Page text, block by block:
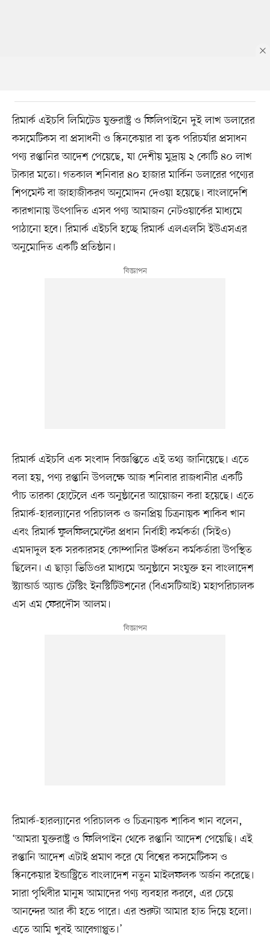
রিমার্ক এইচবি লিমিটেড যুক্তরাষ্ট্র ও ফিলিপাইনে দুই লাখ ডলারের
কসমেটিকস বা প্রসাধনী ও স্কিনকেয়ার বা ত্বক পরিচর্যার প্রসাধন
পণ্য রপ্তানির আদেশ পেয়েছে, যা দেশীয় মুদ্রায় ২ কোটি ৪০ লাখ
টাকার মতো। গতকাল শনিবার ৪০ হাজার মার্কিন ডলারের পণ্যের
শিপমেন্ট বা জাহাজীকরণ অনুমোদন দেওয়া হয়েছে। বাংলাদেশি
কারখানায় উৎপাদিত এসব পণ্য আমাজন নেটওয়ার্কের মাধ্যমে
পাঠানো হবে। রিমার্ক এইচবি হচ্ছে রিমার্ক এলএলসি ইউএসএর
অনুমোদিত একটি প্রতিষ্ঠান।
রিমার্ক এইচবি এক সংবাদ বিজ্ঞপ্তিতে এই তথ্য জানিয়েছে। এতে
বলা হয়, পণ্য রপ্তানি উপলক্ষে আজ শনিবার রাজধানীর একটি
পাঁচ তারকা হোটেলে এক অনুষ্ঠানের আয়োজন করা হয়েছে। এতে
রিমার্ক-হারল্যানের পরিচালক ও জনপ্রিয় চিত্রনায়ক শাকিব খান
এবং রিমার্ক ফুলফিলমেন্টের প্রধান নির্বাহী কর্মকর্তা (সিইও)
এমদাদুল হক সরকারসহ কোম্পানির ঊর্ধ্বতন কর্মকর্তারা উপস্থিত
ছিলেন। এ ছাড়া ভিডিওর মাধ্যমে অনুষ্ঠানে সংযুক্ত হন বাংলাদেশ
স্ট্যান্ডার্ড অ্যান্ড টেস্টিং ইনস্টিটিউশনের (বিএসটিআই) মহাপরিচালক
এস এম ফেরদৌস আলম।
রিমার্ক-হারল্যানের পরিচালক ও চিত্রনায়ক শাকিব খান বলেন,
‘আমরা যুক্তরাষ্ট্র ও ফিলিপাইন থেকে রপ্তানি আদেশ পেয়েছি। এই
রপ্তানি আদেশ এটাই প্রমাণ করে যে বিশ্বের কসমেটিকস ও
স্কিনকেয়ার ইন্ডাস্ট্রিতে বাংলাদেশ নতুন মাইলফলক অর্জন করেছে।
সারা পৃথিবীর মানুষ আমাদের পণ্য ব্যবহার করবে, এর চেয়ে
আনন্দের আর কী হতে পারে। এর শুরুটা আমার হাত দিয়ে হলো।
এতে আমি খুবই আবেগাপ্লুত।’